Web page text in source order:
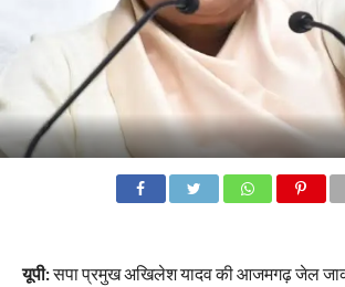
यूपी:सपा प्रमुख अखिलेश यादव की आजमगढ़ जेल जाकर